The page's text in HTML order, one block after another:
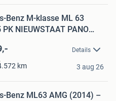
Benz M-klasse ML 63
NIEUWSTAAT PANO
Details
km 3 aug 26
Benz ML63 AMG (2014) –